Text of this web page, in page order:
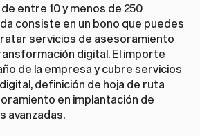
entre 10 y menos de 250
consiste en un bono que puedes
servicios de asesoramiento
digital. El importe
de la empresa y cubre servicios
definición de hoja de ruta
en implantación de
avanzadas.